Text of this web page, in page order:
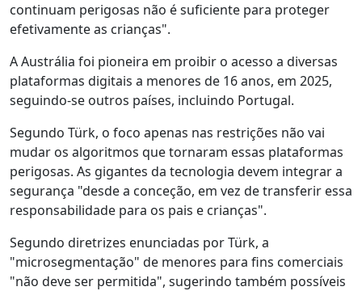
continuam perigosas não é suficiente para proteger
efetivamente as crianças".
A Austrália foi pioneira em proibir o acesso a diversas
plataformas digitais a menores de 16 anos, em 2025,
seguindo-se outros países, incluindo Portugal.
Segundo Türk, o foco apenas nas restrições não vai
mudar os algoritmos que tornaram essas plataformas
perigosas. As gigantes da tecnologia devem integrar a
segurança "desde a conceção, em vez de transferir essa
responsabilidade para os pais e crianças".
Segundo diretrizes enunciadas por Türk, a
"microsegmentação" de menores para fins comerciais
"não deve ser permitida", sugerindo também possíveis